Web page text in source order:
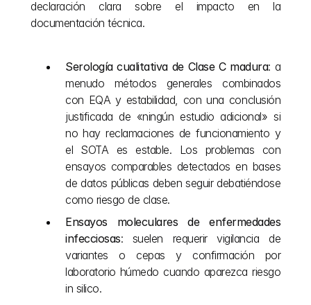
declaración clara sobre el impacto en la
documentación técnica.
Serología cualitativa de Clase C madura: a
menudo métodos generales combinados
con EQA y estabilidad, con una conclusión
justificada de «ningún estudio adicional» si
no hay reclamaciones de funcionamiento y
el SOTA es estable. Los problemas con
ensayos comparables detectados en bases
de datos públicas deben seguir debatiéndose
como riesgo de clase.
Ensayos moleculares de enfermedades
infecciosas: suelen requerir vigilancia de
variantes o cepas y confirmación por
laboratorio húmedo cuando aparezca riesgo
in silico.